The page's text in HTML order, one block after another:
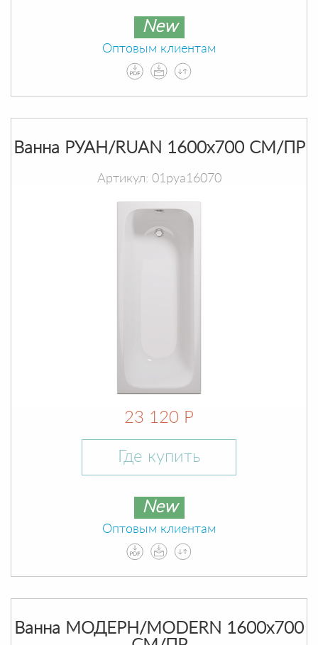
New
Оптовым клиентам
Ванна РУАН/RUAN 1600х700 СМ/ПР
Артикул: 01руа16070
23 120 Р
Где купить
New
Оптовым клиентам
Ванна МОДЕРН/MODERN 1600х700